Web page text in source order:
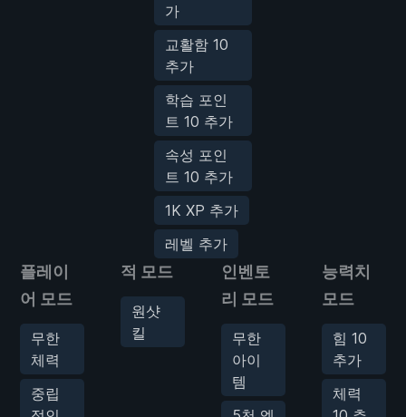
가
교활함 10
추가
학습 포인
트 10 추가
속성 포인
트 10 추가
1K XP 추가
레벨 추가
플레이
어 모드
무한
체력
중립
적 모드
원샷
킬
인벤토
리 모드
무한
아이
템
능력치
모드
힘 10
추가
체력